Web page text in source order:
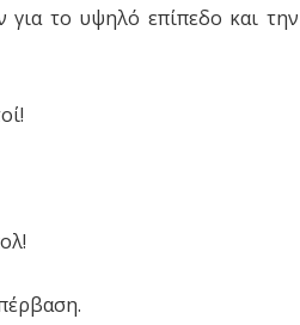
για το υψηλό επίπεδο και την